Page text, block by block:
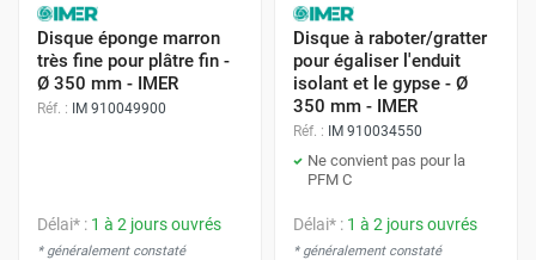
Disque éponge marron
très fine pour plâtre fin -
Ø 350 mm - IMER
Réf. : IM 910049900
Délai* : 1 à 2 jours ouvrés
* généralement constaté
Disque à raboter/gratter
pour égaliser l'enduit
isolant et le gypse - Ø
350 mm - IMER
Réf. : IM 910034550
Ne convient pas pour la
PFM C
Délai* : 1 à 2 jours ouvrés
* généralement constaté